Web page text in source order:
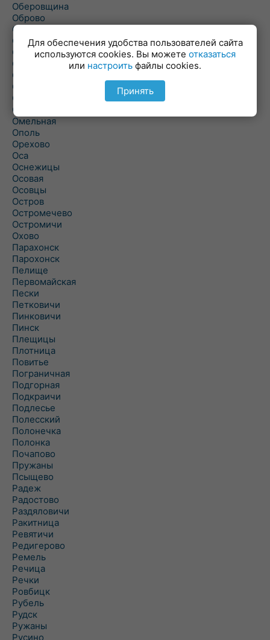
Оберовщина
Оброво
Огаревичи
Одрижин
Оздамичи
Озяты
Олтуш
Ольманы
Ольпень
Ольшаны
Омельная
Ополь
Орехово
Оса
Оснежицы
Осовая
Осовцы
Остров
Остромечево
Остромичи
Охово
Парахонск
Парохонск
Пелище
Первомайская
Пески
Петковичи
Пинковичи
Пинск
Плещицы
Плотница
Повитье
Пограничная
Подгорная
Подкраичи
Подлесье
Полесский
Полонечка
Полонка
Почапово
Пружаны
Псыщево
Радеж
Радостово
Раздяловичи
Ракитница
Ревятичи
Редигерово
Ремель
Речица
Речки
Ровбицк
Рубель
Рудск
Ружаны
Русино
Для обеспечения удобства пользователей сайта
используются cookies. Вы можете отказаться
или настроить файлы cookies.
Принять